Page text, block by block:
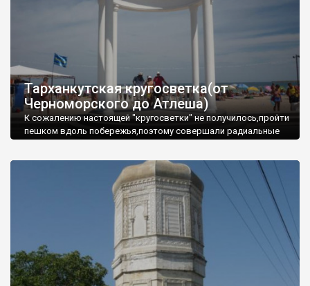
Тарханкутская кругосветка(от
Черноморского до Атлеша)
К сожалению настоящей "кругосветки" не получилось,пройти
пешком вдоль побережья,поэтому совершали радиальные